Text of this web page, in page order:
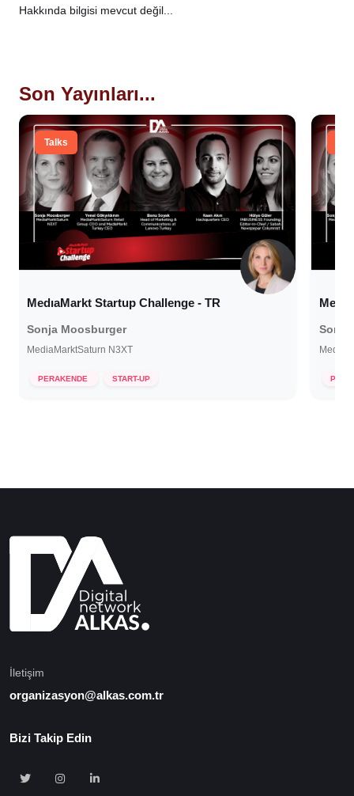
Hakkında bilgisi mevcut değil...
Son Yayınları...
Talks
MedıaMarkt Startup Challenge - TR
Sonja Moosburger
MediaMarktSaturn N3XT
PERAKENDE START-UP
Sonja
İletişim
organizasyon@alkas.com.tr
Bizi Takip Edin